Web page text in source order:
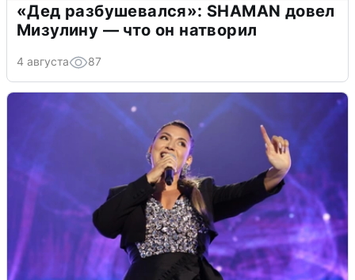
«Дед разбушевался»: SHAMAN довел
Мизулину — что он натворил
4 августа 87